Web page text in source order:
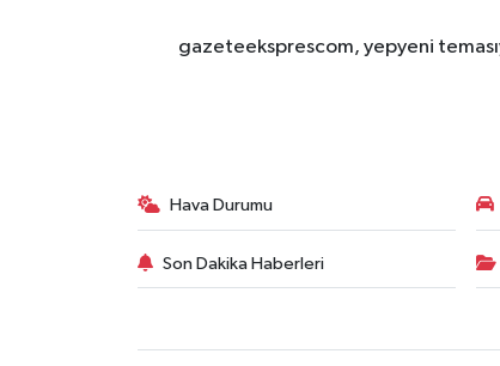
gazeteeksprescom, yepyeni
Hava Durumu
Son Dakika Haberleri